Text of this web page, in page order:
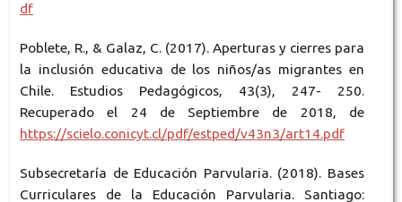
df
Poblete, R., & Galaz, C. (2017). Aperturas y cierres para
la inclusión educativa de los niños/as migrantes en
Chile. Estudios Pedagógicos, 43(3), 247- 250.
Recuperado el 24 de Septiembre de 2018, de
https://scielo.conicyt.cl/pdf/estped/v43n3/art14.pdf
Subsecretaría de Educación Parvularia. (2018). Bases
Curriculares de la Educación Parvularia. Santiago: